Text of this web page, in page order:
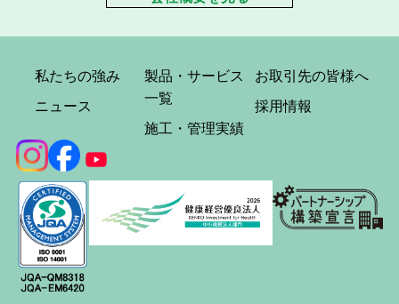
私たちの強み
ニュース
製品・サービス
一覧
施工・管理実績
お取引先の皆様へ
採用情報